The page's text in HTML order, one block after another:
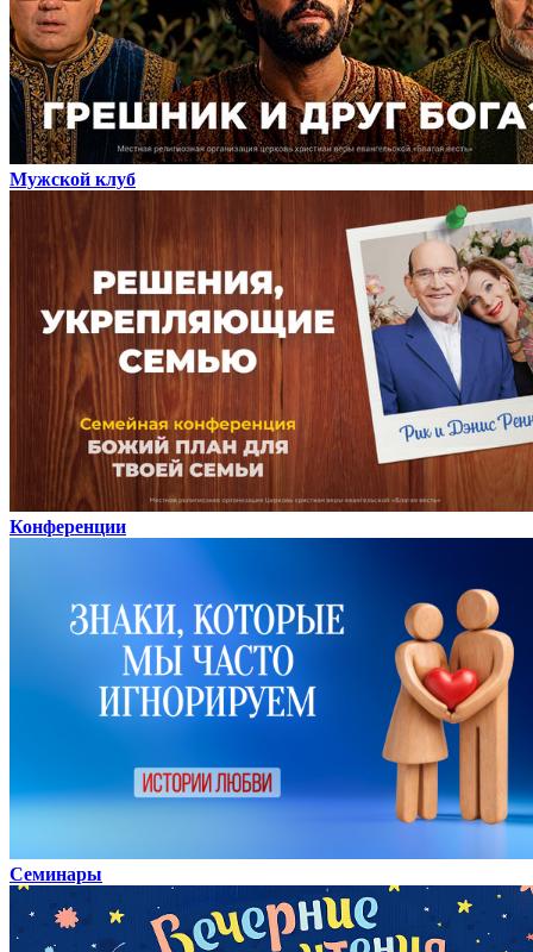
Мужской клуб
Конференции
Семинары